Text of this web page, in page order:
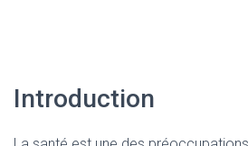
Introduction